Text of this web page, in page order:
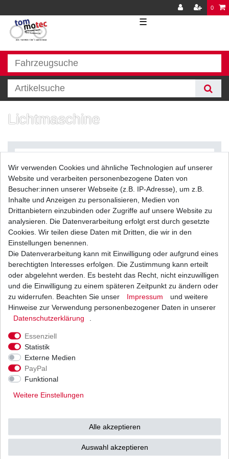
0
☰
Lichtmaschine
Filter
Stator Lichtmaschine Suzuki GSX 550 E GN71D
1983 - 1987
UVP 163,95 € 99,80 € *
1 Stück | 99,80 € / Stück
inkl. ges. MwSt. zzgl.
Versand
Ab einem Warenwert von
500 Euro versenden wir
53783 Eitorf (
unbedingt Termin
Wir verwenden Cookies und ähnliche Technologien auf unserer
Website und verarbeiten personenbezogene Daten von
Besucher:innen unserer Webseite (z.B. IP-Adresse), um z.B.
Inhalte und Anzeigen zu personalisieren, Medien von
Drittanbietern einzubinden oder Zugriffe auf unsere Website zu
analysieren. Die Datenverarbeitung erfolgt erst durch gesetzte
Cookies. Wir teilen diese Daten mit Dritten, die wir in den
Einstellungen benennen.
Die Datenverarbeitung kann mit Einwilligung oder aufgrund eines
berechtigten Interesses erfolgen. Die Zustimmung kann erteilt
oder abgelehnt werden. Es besteht das Recht, nicht einzuwilligen
und die Einwilligung zu einem späteren Zeitpunkt zu ändern oder
zu widerrufen. Beachten Sie unser
Impressum
und weitere
Hinweise zur Verwendung personenbezogener Daten in unserer
Daten­schutz­erklärung
Essenziell
Statistik
Externe Medien
PayPal
Funktional
Weitere Einstellungen
Alle akzeptieren
Auswahl akzeptieren